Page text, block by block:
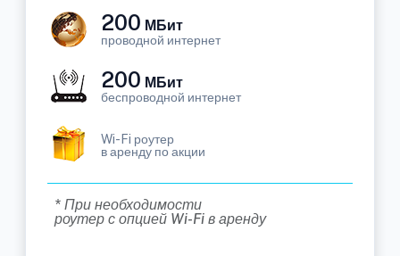
200 МБит
проводной интернет
200 МБит
беспроводной интернет
Wi-Fi роутер
в аренду по акции
* При необходимости
роутер с опцией Wi-Fi в аренду